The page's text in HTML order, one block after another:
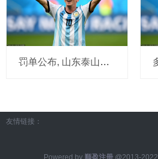
罚单公布, 山东泰山中招? 名记宣布牵涉降级, 足协出手, 中超有变
友情链接：
Powered by 顺盈注册@2013-2022